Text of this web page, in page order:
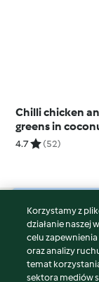
Chilli chicken
greens in
broth
4.7 (52)
© Copyright 2026
Warunki
Polityka
Disclaimer
Korzystamy z
działanie naszej
celu
oraz analizy
temat
sektora mediów